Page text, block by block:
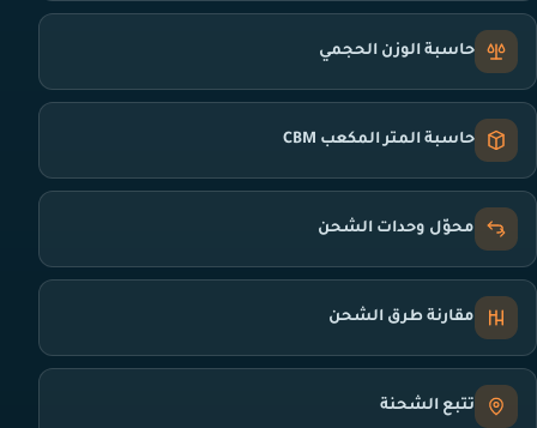
حاسبة الوزن الحجمي
حاسبة المتر المكعب CBM
محوّل وحدات الشحن
مقارنة طرق الشحن
تتبع الشحنة